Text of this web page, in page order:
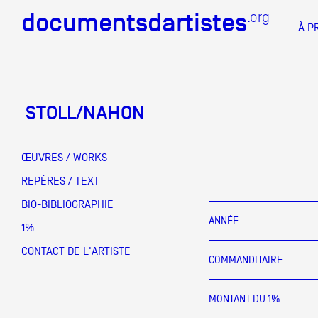
documentsdartistes.org
À
DE A
documentsdartistes.org
Équipe
Partenaires
Crédits
Actions
Documentation
STOLL/NAHON
ŒUVRES / WORKS
REPÈRES / TEXT
BIO-BIBLIOGRAPHIE
1%
CONTACT DE L'ARTISTE
ANNÉE
COMMANDITAIRE
MONTANT DU 1%